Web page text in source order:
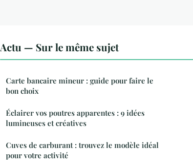
Actu — Sur le même sujet
Carte bancaire mineur : guide pour faire le
bon choix
Éclairer vos poutres apparentes : 9 idées
lumineuses et créatives
Cuves de carburant : trouvez le modèle idéal
pour votre activité